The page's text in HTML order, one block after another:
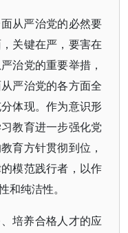
从严治党的必然要
关键在严，要害在
治党的重要举措，
严治党的各方面全
体现。作为意识形
教育进一步强化党
育方针贯彻到位，
模范践行者，以作
和纯洁性。
培养合格人才的应